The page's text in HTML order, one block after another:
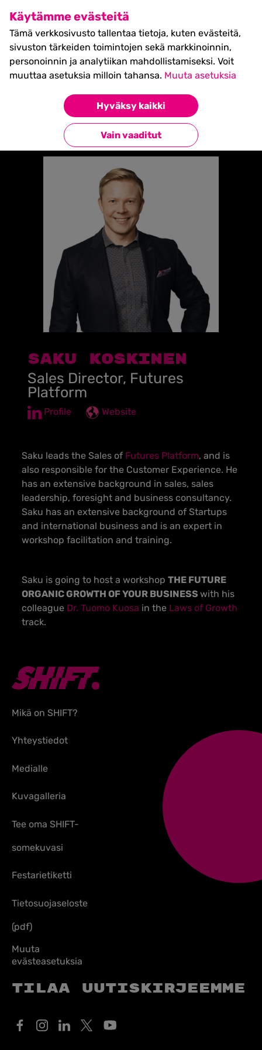
Käytämme evästeitä
Tämä verkkosivusto tallentaa tietoja, kuten evästeitä,
sivuston tärkeiden toimintojen sekä markkinoinnin,
personoinnin ja analytiikan mahdollistamiseksi. Voit
muuttaa asetuksia milloin tahansa. Muuta asetuksia
Hyväksy kaikki
Vain vaaditut
SHIFT Business Festival
27.5.2027, Turku - liput
myynnissä nyt! >>
SAKU KOSKINEN
Takaisin esiintyjiin
SAKU KOSKINEN
Sales Director, Futures
Platform
Profile Website
Saku leads the Sales of Futures Platform, and is
also responsible for the Customer Experience. He
has an extensive background in sales, sales
leadership, foresight and business consultancy.
Saku has an extensive background of Startups
and international business and is an expert in
workshop facilitation and training.
Saku is going to host a workshop THE FUTURE
ORGANIC GROWTH OF YOUR BUSINESS with his
colleague Dr. Tuomo Kuosa in the Laws of Growth
track.
Mikä on SHIFT?
Yhteystiedot
Medialle
Kuvagalleria
Tee oma SHIFT-
somekuvasi
Festarietiketti
Tietosuojaseloste
(pdf)
Muuta
evästeasetuksia
Tilaa uutiskirjeemme